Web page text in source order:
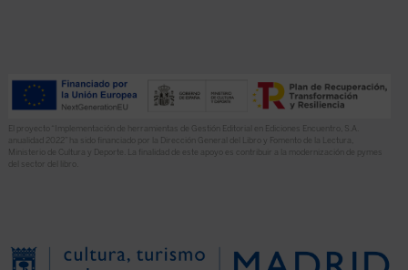
El proyecto “Implementación de herramientas de Gestión Editorial en Ediciones Encuentro, S.A.
anualidad 2022” ha sido financiado por la Dirección General del Libro y Fomento de la Lectura,
Ministerio de Cultura y Deporte. La finalidad de este apoyo es contribuir a la modernización de pymes
del sector del libro.